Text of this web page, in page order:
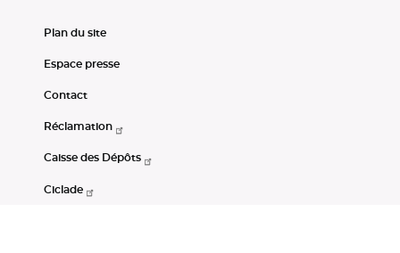
Plan du site
Espace presse
Contact
Réclamation
Caisse des Dépôts
Ciclade